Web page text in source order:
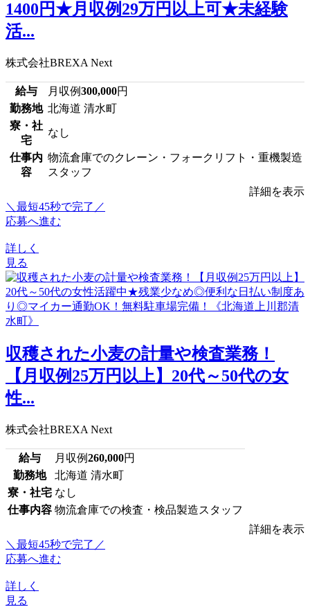
1400円★月収例29万円以上可★未経験
活...
株式会社BREXA Next
給与 月収例300,000円
勤務地 北海道 清水町
寮・社
宅
なし
仕事内
容
物流倉庫でのクレーン・フォークリフト・重機製造
スタッフ
詳細を表示
＼最短45秒で完了／
応募へ進む
詳しく
見る
収穫された小麦の計量や検査業務！
【月収例25万円以上】20代～50代の女
性...
株式会社BREXA Next
給与 月収例260,000円
勤務地
北海道 清水町
寮・社宅 なし
仕事内容 物流倉庫での検査・検品製造スタッフ
詳細を表示
＼最短45秒で完了／
応募へ進む
詳しく
見る